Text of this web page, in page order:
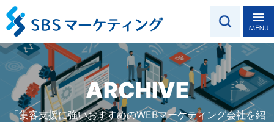
ARCHIVE
「集客支援に強いおすすめのWEBマーケティング会社を紹